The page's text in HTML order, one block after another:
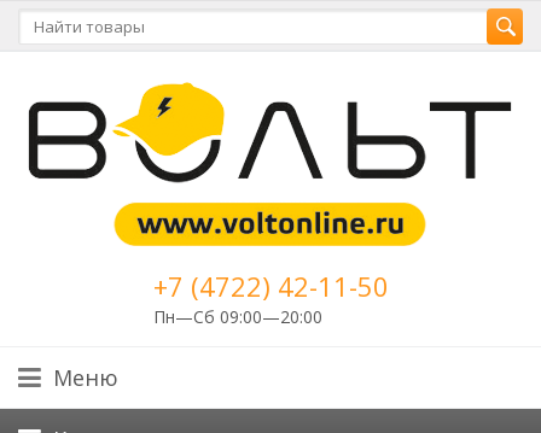
+7 (4722) 42-11-50
Пн—Сб 09:00—20:00
Меню